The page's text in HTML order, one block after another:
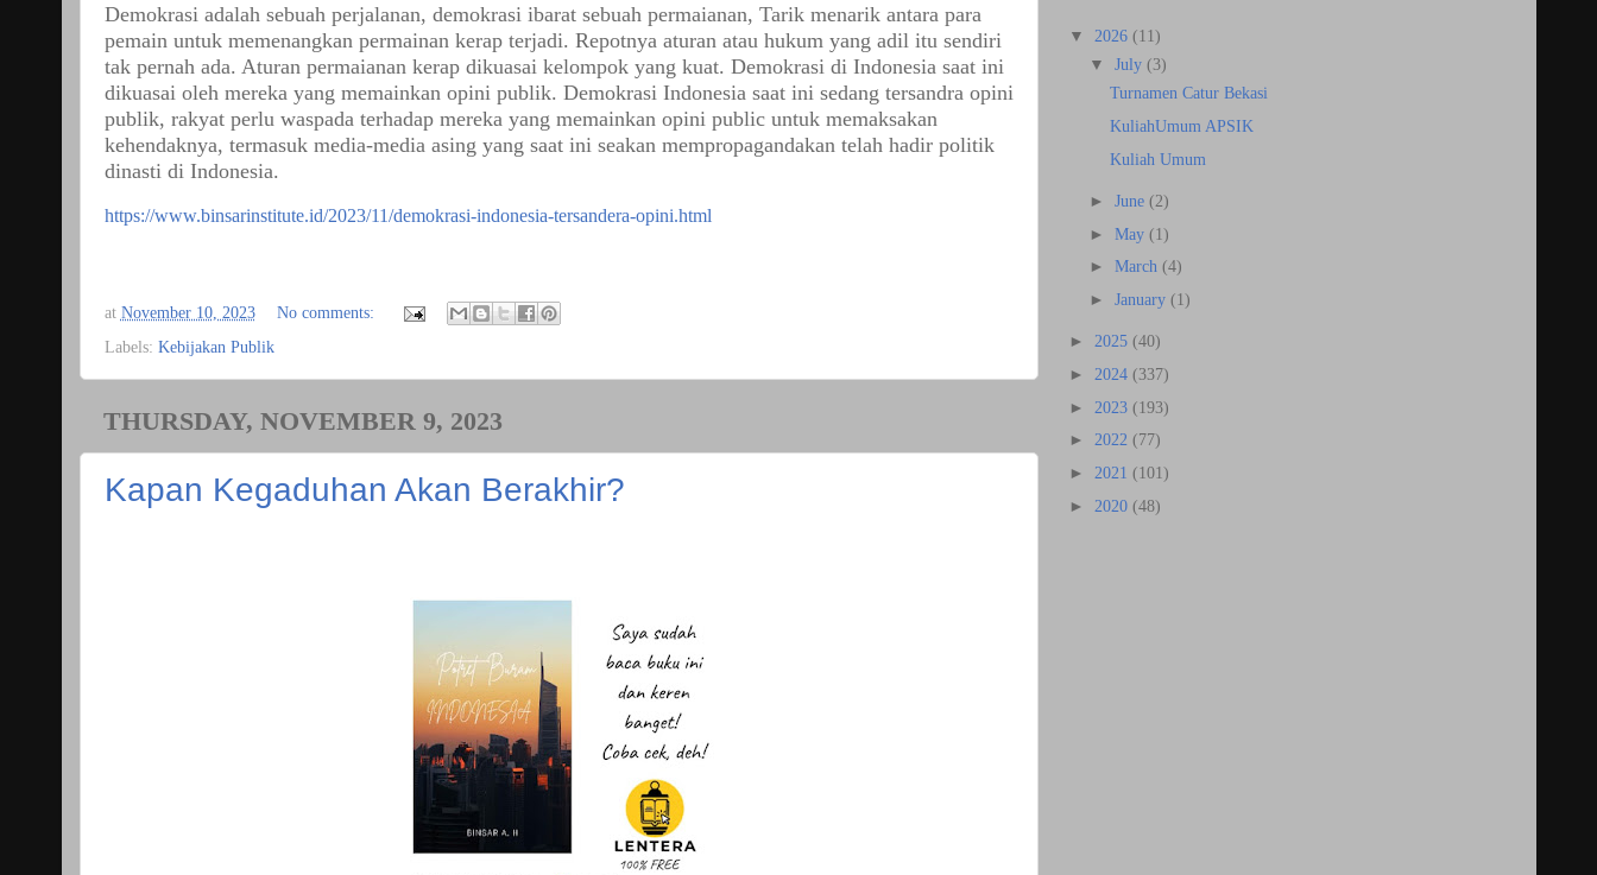
Demokrasi adalah sebuah perjalanan, demokrasi ibarat sebuah permaianan, Tarik menarik antara para
pemain untuk memenangkan permainan kerap terjadi. Repotnya aturan atau hukum yang adil itu sendiri
tak pernah ada. Aturan permaianan kerap dikuasai kelompok yang kuat. Demokrasi di Indonesia saat ini
dikuasai oleh mereka yang memainkan opini publik. Demokrasi Indonesia saat ini sedang tersandra opini
publik, rakyat perlu waspada terhadap mereka yang memainkan opini public untuk memaksakan
kehendaknya, termasuk media-media asing yang saat ini seakan mempropagandakan telah hadir politik
dinasti di Indonesia.
https://www.binsarinstitute.id/2023/11/demokrasi-indonesia-tersandera-opini.html
at November 10, 2023
No comments:
Labels: Kebijakan Publik
THURSDAY, NOVEMBER 9, 2023
Kapan Kegaduhan Akan Berakhir?
▼ 2026 (11)
▼ July (3)
Turnamen Catur Bekasi
KuliahUmum APSIK
Kuliah Umum
► June (2)
► May (1)
► March (4)
► January (1)
► 2025 (40)
► 2024 (337)
► 2023 (193)
► 2022 (77)
► 2021 (101)
► 2020 (48)